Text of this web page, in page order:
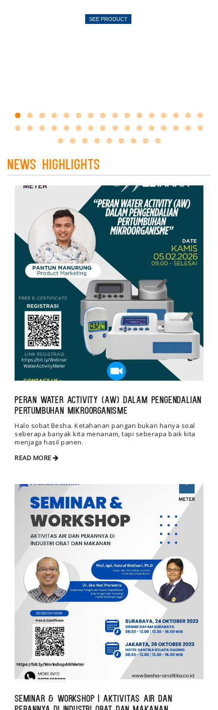
SEE PRODUCT
News HighLights
Peran Water Activity (aW) dalam Pengendalian
Pertumbuhan Mikroorganisme
Halo sobat Besha. Ketahanan pangan bukan hanya soal
seberapa banyak kita menanam, tapi seberapa baik kita
menjaga hasil panen.
READ MORE
Seminar & Workshop | Aktivitas Air dan